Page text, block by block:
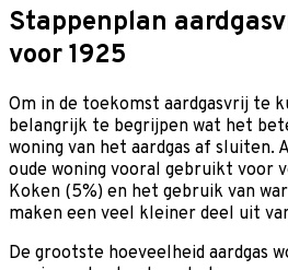
Stappenplan
voor 1925
Om in de toekomst aardgasvrij te
belangrijk te begrijpen wat het
woning van het aardgas af sluiten.
oude woning vooral gebruikt voor
Koken (5%) en het gebruik van
maken een veel kleiner deel uit
De grootste hoeveelheid aardgas